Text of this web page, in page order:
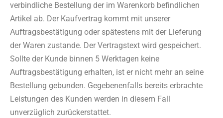
verbindliche Bestellung der im Warenkorb befindlichen
Artikel ab. Der Kaufvertrag kommt mit unserer
Auftragsbestätigung oder spätestens mit der Lieferung
der Waren zustande. Der Vertragstext wird gespeichert.
Sollte der Kunde binnen 5 Werktagen keine
Auftragsbestätigung erhalten, ist er nicht mehr an seine
Bestellung gebunden. Gegebenenfalls bereits erbrachte
Leistungen des Kunden werden in diesem Fall
unverzüglich zurückerstattet.